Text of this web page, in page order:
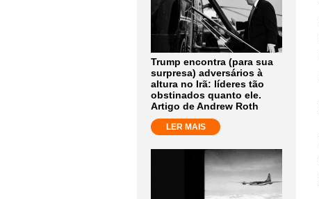
Trump encontra (para sua
surpresa) adversários à
altura no Irã: líderes tão
obstinados quanto ele.
Artigo de Andrew Roth
LER MAIS